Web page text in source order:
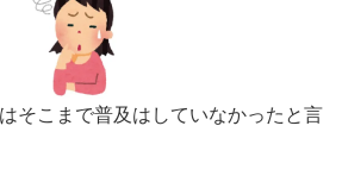
そこまで普及はしていなかったと言